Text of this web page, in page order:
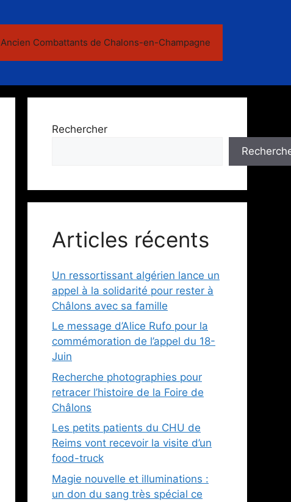
Ancien Combattants de Chalons-en-Champagne
Rechercher
Articles récents
Un ressortissant algérien lance un
appel à la solidarité pour rester à
Châlons avec sa famille
Le message d’Alice Rufo pour la
commémoration de l’appel du 18-
Juin
Recherche photographies pour
retracer l’histoire de la Foire de
Châlons
Les petits patients du CHU de
Reims vont recevoir la visite d’un
food-truck
Magie nouvelle et illuminations :
un don du sang très spécial ce